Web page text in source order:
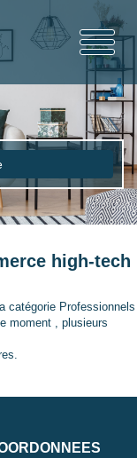
high-tech
catégorie Professionnels
moment , plusieurs